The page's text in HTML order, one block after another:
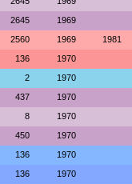
2645 1969
2560 1969 1981
136 1970
2 1970
437 1970
8 1970
450 1970
136 1970
136 1970